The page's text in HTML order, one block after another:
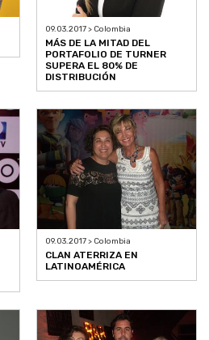
09.03.2017 > Colombia
MÁS DE LA MITAD DEL
PORTAFOLIO DE TURNER
SUPERA EL 80% DE
DISTRIBUCIÓN
09.03.2017 > Colombia
CLAN ATERRIZA EN
LATINOAMÉRICA